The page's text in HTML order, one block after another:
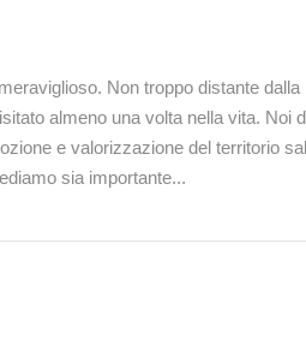
Non troppo distante
almeno una volta nella vita. Noi
e valorizzazione del territorio
sia importante...